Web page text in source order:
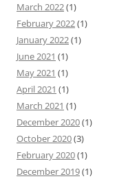
March 2022(1)
February 2022(1)
January 2022(1)
June 2021 (1)
May 2021 (1)
April 2021 (1)
March 2021 (1)
December 2020(1)
October 2020(3)
February 2020(1)
December 2019(1)